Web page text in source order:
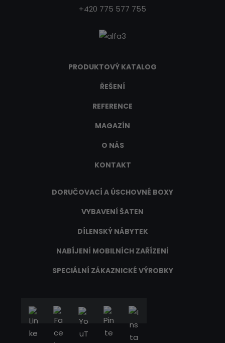
+420 775 577 755
PRODUKTOVÝ KATALOG
ŘEŠENÍ
REFERENCE
MAGAZÍN
O NÁS
KONTAKT
DORUČOVACÍ A ÚSCHOVNÉ BOXY
VYBAVENÍ ŠATEN
DÍLENSKÝ NÁBYTEK
NABÍJENÍ MOBILNÍCH ZAŘÍZENÍ
SPECIÁLNÍ ZÁKAZNICKÉ VÝROBKY